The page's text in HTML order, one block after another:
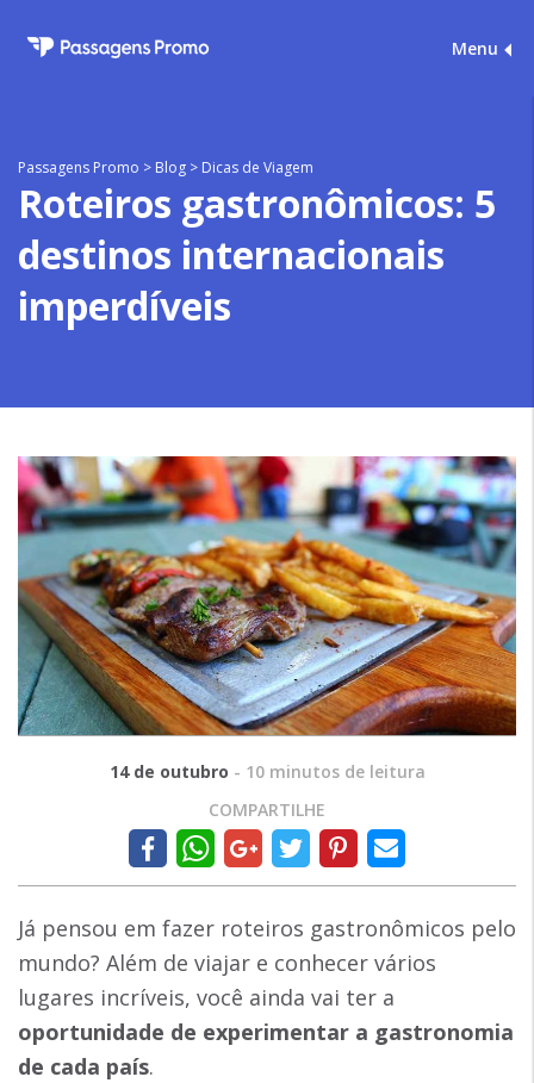
Menu
Passagens Promo > Blog > Dicas de Viagem
Roteiros gastronômicos: 5
destinos internacionais
imperdíveis
14 de outubro - 10 minutos de leitura
COMPARTILHE
Já pensou em fazer roteiros gastronômicos pelo
mundo? Além de viajar e conhecer vários
lugares incríveis, você ainda vai ter a
oportunidade de experimentar a gastronomia
de cada país.